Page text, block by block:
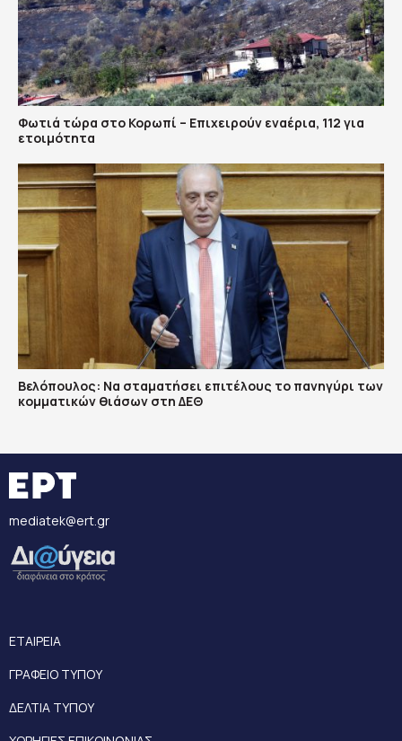
Φωτιά τώρα στο Κορωπί – Επιχειρούν εναέρια, 112 για
ετοιμότητα
Βελόπουλος: Να σταματήσει επιτέλους το πανηγύρι των
κομματικών θιάσων στη ΔΕΘ
mediatek@ert.gr
ΕΤΑΙΡΕΙΑ
ΓΡΑΦΕΙΟ ΤΥΠΟΥ
ΔΕΛΤΙΑ ΤΥΠΟΥ